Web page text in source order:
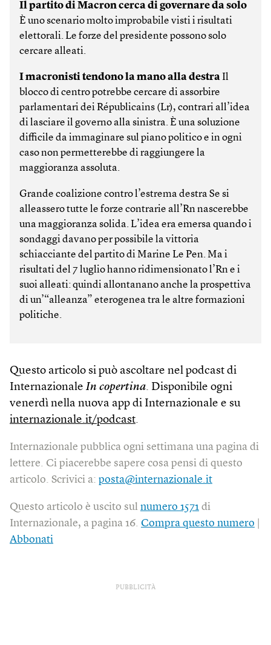
Il partito di Macron cerca di governare da solo
È uno scenario molto improbabile visti i risultati
elettorali. Le forze del presidente possono solo
cercare alleati.
I macronisti tendono la mano alla destraIl
blocco di centro potrebbe cercare di assorbire
parlamentari dei Républicains (Lr), contrari all’idea
di lasciare il governo alla sinistra. È una soluzione
difficile da immaginare sul piano politico e in ogni
caso non permetterebbe di raggiungere la
maggioranza assoluta.
Grande coalizione contro l’estrema destra Se si
alleassero tutte le forze contrarie all’Rn nascerebbe
una maggioranza solida. L’idea era emersa quando i
sondaggi davano per possibile la vittoria
schiacciante del partito di Marine Le Pen. Ma i
risultati del 7 luglio hanno ridimensionato l’Rn e i
suoi alleati: quindi allontanano anche la prospettiva
di un’“alleanza” eterogenea tra le altre formazioni
politiche.
Questo articolo si può ascoltare nel podcast di
Internazionale In copertina. Disponibile ogni
venerdì nella nuova app di Internazionale e su
internazionale.it/podcast.
Internazionale pubblica ogni settimana una pagina di
lettere. Ci piacerebbe sapere cosa pensi di questo
articolo. Scrivici a: posta@internazionale.it
Questo articolo è uscito sul numero 1571 di
Internazionale, a pagina 16. Compra questo numero
Abbonati
PUBBLICITÀ